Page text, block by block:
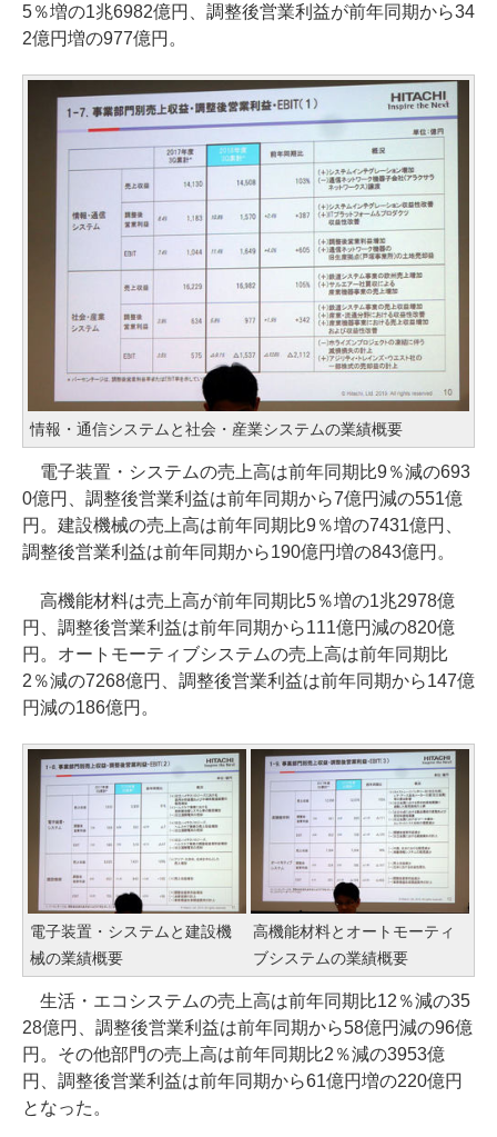
5％増の1兆6982億円、調整後営業利益が前年同期から34
2億円増の977億円。
情報・通信システムと社会・産業システムの業績概要
電子装置・システムの売上高は前年同期比9％減の693
0億円、調整後営業利益は前年同期から7億円減の551億
円。建設機械の売上高は前年同期比9％増の7431億円、
調整後営業利益は前年同期から190億円増の843億円。
高機能材料は売上高が前年同期比5％増の1兆2978億
円、調整後営業利益は前年同期から111億円減の820億
円。オートモーティブシステムの売上高は前年同期比
2％減の7268億円、調整後営業利益は前年同期から147億
円減の186億円。
電子装置・システムと建設機
械の業績概要
高機能材料とオートモーティ
ブシステムの業績概要
生活・エコシステムの売上高は前年同期比12％減の35
28億円、調整後営業利益は前年同期から58億円減の96億
円。その他部門の売上高は前年同期比2％減の3953億
円、調整後営業利益は前年同期から61億円増の220億円
となった。